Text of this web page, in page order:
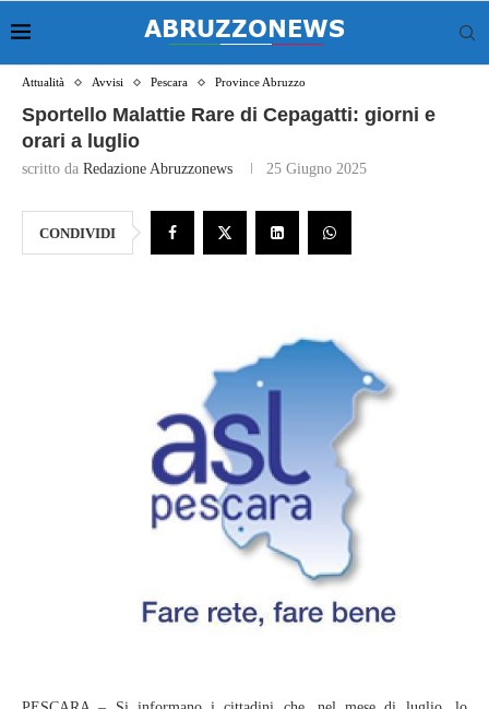
Attualità Avvisi Pescara Province Abruzzo
Sportello Malattie Rare di Cepagatti: giorni e
orari a luglio
scritto da Redazione Abruzzonews 25 Giugno 2025
CONDIVIDI